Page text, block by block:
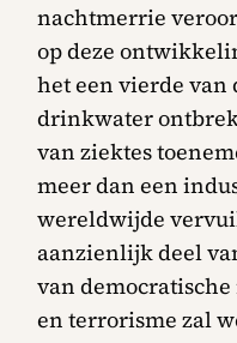
nachtmerrie
op deze
het een vierde
drinkwater
van ziektes
meer dan een
wereldwijde
aanzienlijk deel
van
en terrorisme zal